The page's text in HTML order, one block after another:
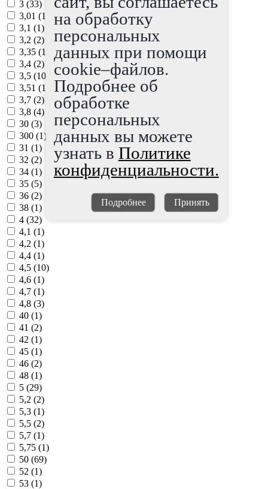
3 (33)
3,01 (1
3,1 (1)
3,2 (2)
3,35 (1
3,4 (2)
3,5 (10
3,51 (1
3,7 (2)
3,8 (4)
30 (3)
300 (1)
31 (1)
32 (2)
34 (1)
35 (5)
36 (2)
38 (1)
4 (32)
4,1 (1)
4,2 (1)
4,4 (1)
4,5 (10)
4,6 (1)
4,7 (1)
4,8 (3)
40 (1)
41 (2)
42 (1)
45 (1)
46 (2)
48 (1)
5 (29)
5,2 (2)
5,3 (1)
5,5 (2)
5,7 (1)
5,75 (1)
50 (69)
52 (1)
53 (1)
на обработку
персональных
данных при помощи
cookie–файлов.
Подробнее об
обработке
персональных
данных вы можете
узнать в Политике
конфиденциальности.
Подробнее Принять